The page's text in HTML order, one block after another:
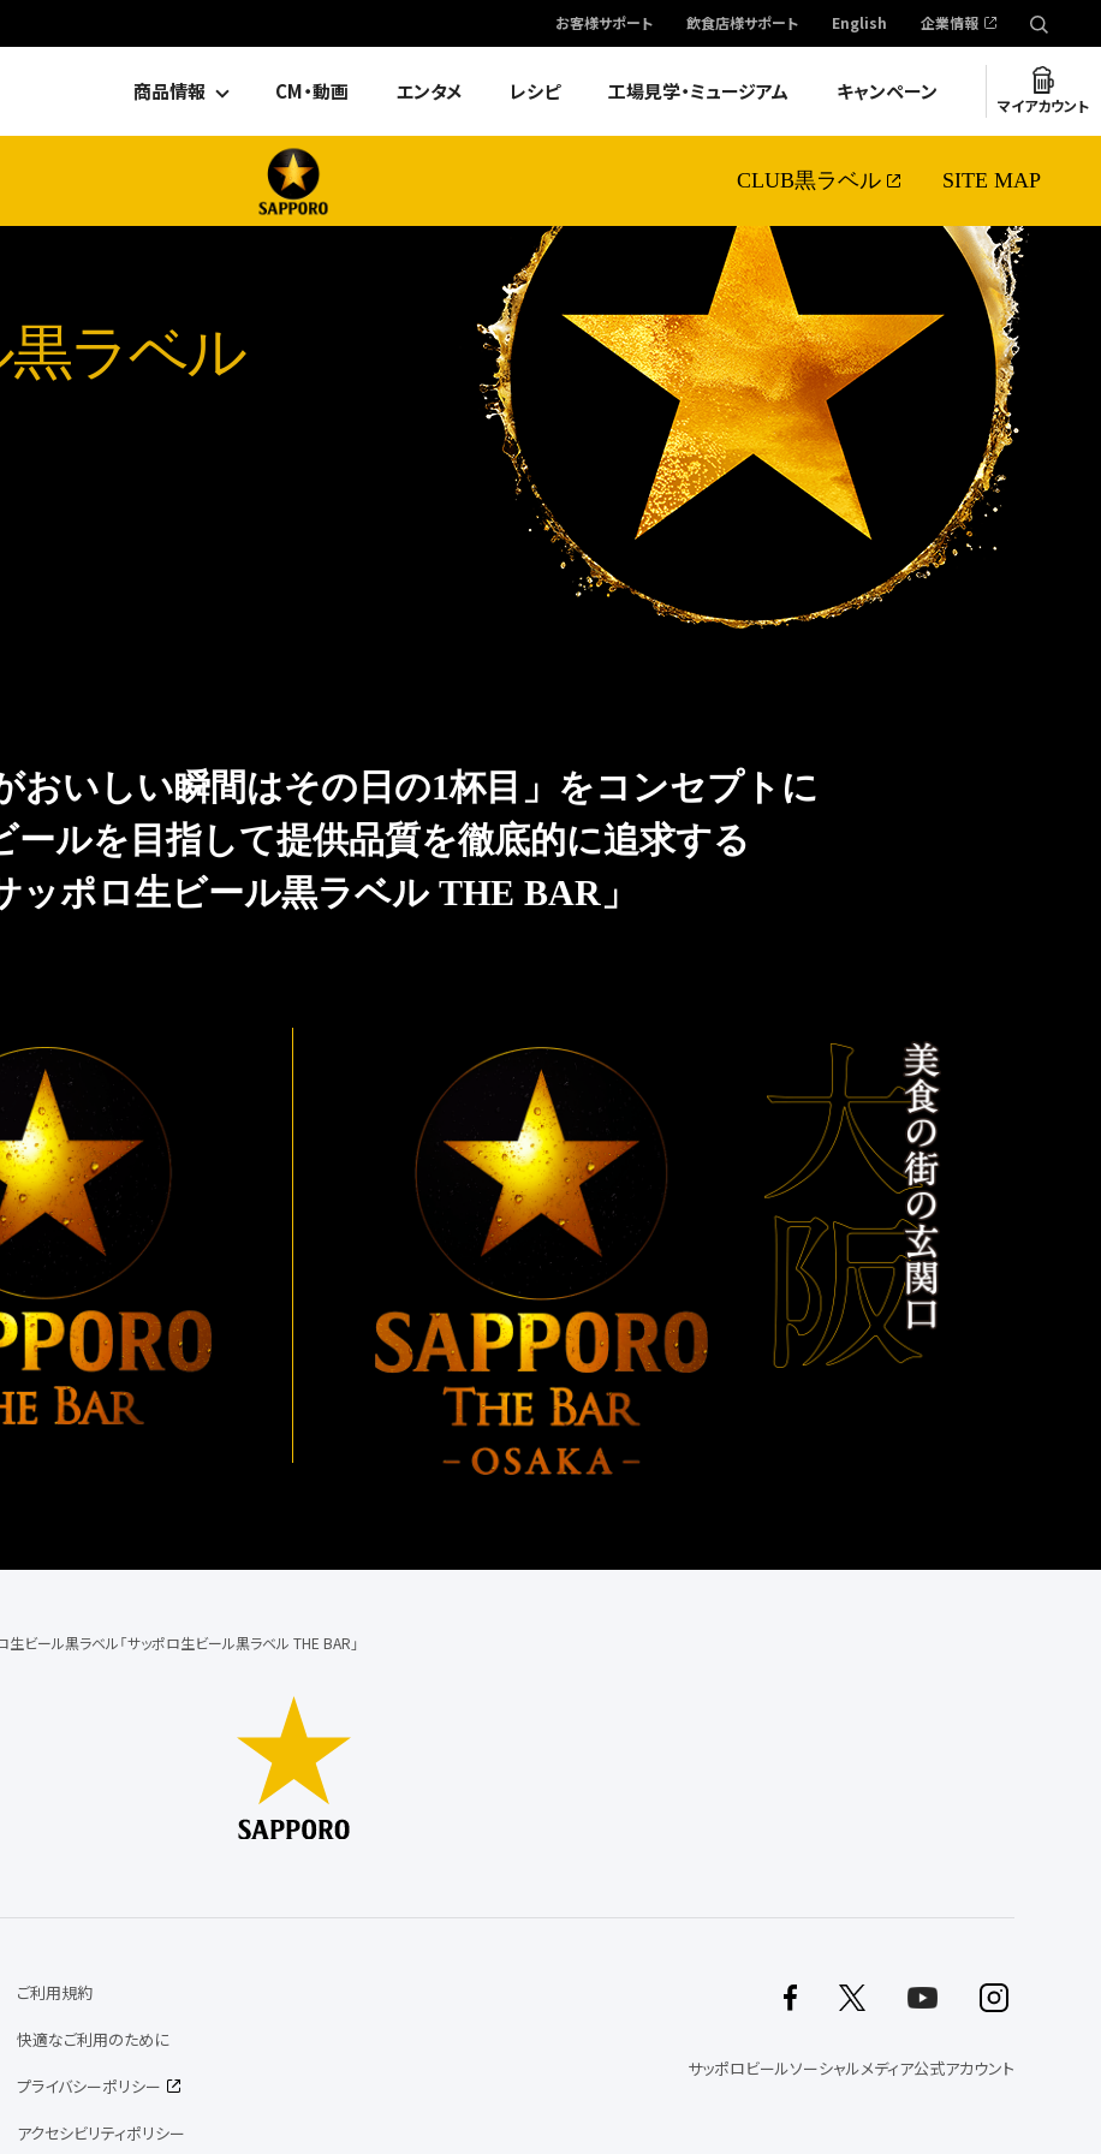
お客様サポート 飲食店様サポート English 企業情報
商品情報 CM・動画 エンタメ レシピ 工場見学・ミュージアム キャンペーン
マイアカウント
CLUB黒ラベル SITE MAP
ラベル
おいしい瞬間はその日の1杯目」をコンセプトに
ールを目指して提供品質を徹底的に追求する
ッポロ生ビール黒ラベル THE BAR」
生ビール黒ラベル「サッポロ生ビール黒ラベル THE BAR」
サッポロビールソーシャルメディア公式アカウント
ご利用規約
快適なご利用のために
プライバシーポリシー
アクセシビリティポリシー